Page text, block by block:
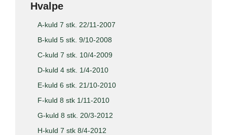
Hvalpe
A-kuld 7 stk. 22/11-2007
B-kuld 5 stk. 9/10-2008
C-kuld 7 stk. 10/4-2009
D-kuld 4 stk. 1/4-2010
E-kuld 6 stk. 21/10-2010
F-kuld 8 stk 1/11-2010
G-kuld 8 stk. 20/3-2012
H-kuld 7 stk 8/4-2012